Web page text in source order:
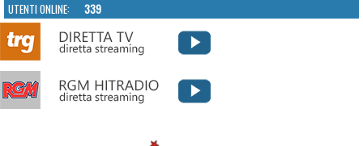
UTENTI ONLINE: 339